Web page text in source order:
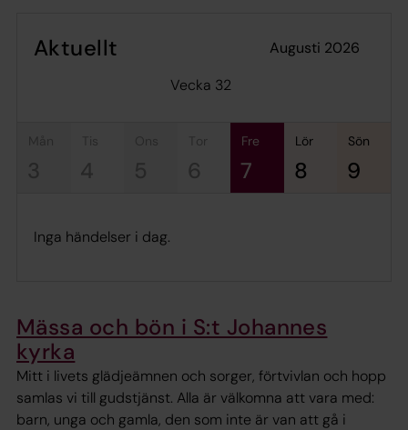
Aktuellt
augusti 2026
Vecka 32
tis
4
tor
6
fre
7
lör
8
sön
9
Inga händelser i dag.
Mässa och bön i S:t Johannes
kyrka
Mitt i livets glädjeämnen och sorger, förtvivlan och hopp
samlas vi till gudstjänst. Alla är välkomna att vara med:
barn, unga och gamla, den som inte är van att gå i